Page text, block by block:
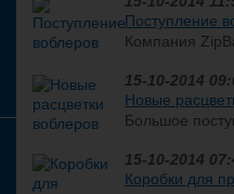
на...
Поступление
Компания
компании
основ...
15-10-2014
Новые
Большое
внимание,
добавляет...
15-10-2014
Коробки для